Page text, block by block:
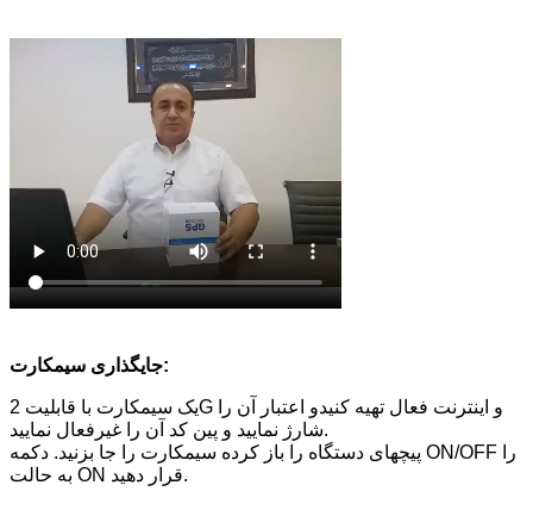
جایگذاری سیمکارت:
یک سیمکارت با قابلیت 2G و اینترنت فعال تهیه کنیدو اعتبار آن را
شارژ نمایید و پین کد آن را غیرفعال نمایید.
پیچهای دستگاه را باز کرده سیمکارت را جا بزنید. دکمه ON/OFF را
به حالت ON قرار دهید.